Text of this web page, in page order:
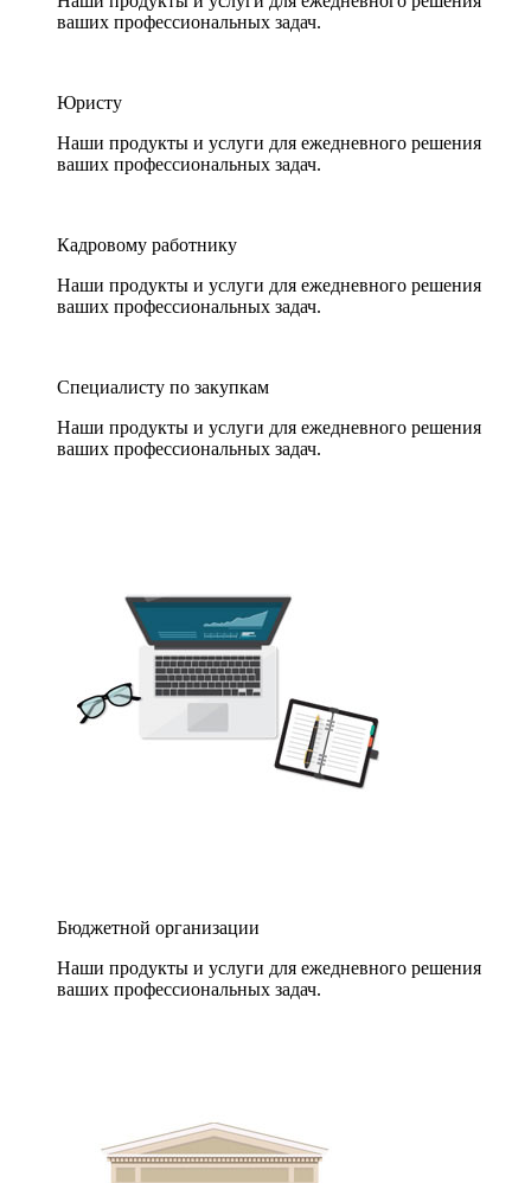
ваших профессиональных задач.
Юристу
Наши продукты и услуги для ежедневного решения
ваших профессиональных задач.
Кадровому работнику
Наши продукты и услуги для ежедневного решения
ваших профессиональных задач.
Специалисту по закупкам
Наши продукты и услуги для ежедневного решения
ваших профессиональных задач.
Бюджетной организации
Наши продукты и услуги для ежедневного решения
ваших профессиональных задач.